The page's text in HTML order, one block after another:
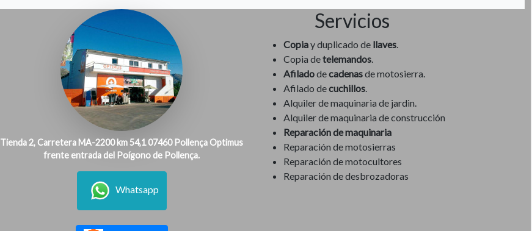
Tienda 2, Carretera MA-2200 km 54,1 07460 Pollença Optimus
frente entrada del Poígono de Pollença.
Whatsapp
Servicios
Copiay duplicado de llaves.
Copia detelemandos.
Afiladodecadenasde motosierra.
Afilado decuchillos.
Alquiler de maquinaria de jardin.
Alquiler de maquinaria de construcción
Reparación de maquinaria
Reparación de motosierras
Reparación de motocultores
Reparación de desbrozadoras